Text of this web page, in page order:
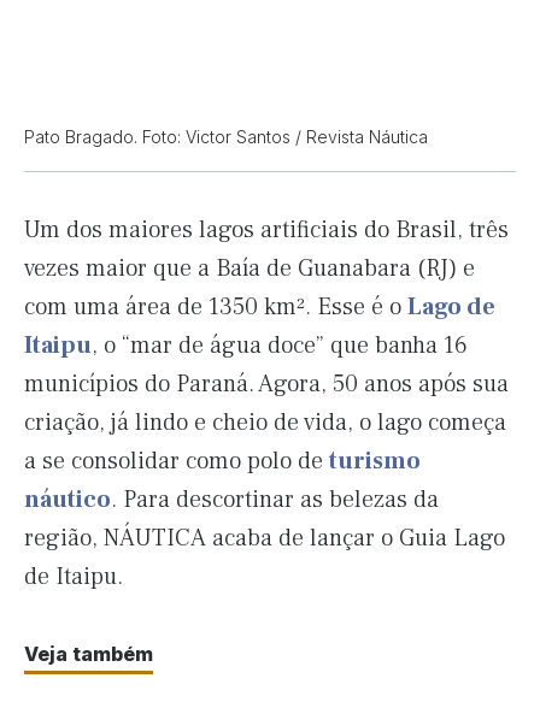
Pato Bragado. Foto: Victor Santos / Revista Náutica
Um dos maiores lagos artificiais do Brasil, três
vezes maior que a Baía de Guanabara (RJ) e
com uma área de 1350 km². Esse é oLago de
Itaipu, o “mar de água doce” que banha 16
municípios do Paraná. Agora, 50 anos após sua
criação, já lindo e cheio de vida, o lago começa
a se consolidar como polo deturismo
náutico. Para descortinar as belezas da
região, NÁUTICA acaba de lançar o Guia Lago
de Itaipu.
Veja também